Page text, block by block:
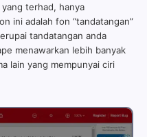
terhad, hanya
ini adalah fon “tandatangan”
tandatangan anda
menawarkan lebih banyak
lain yang mempunyai ciri